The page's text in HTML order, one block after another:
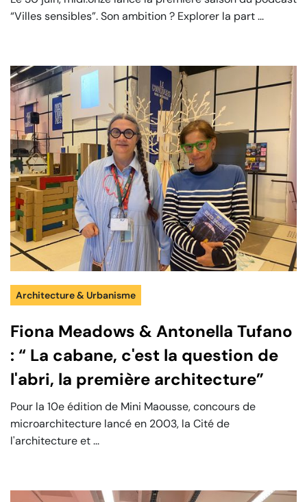
“Villes sensibles”. Son ambition ? Explorer la part ...
Architecture & Urbanisme
Fiona Meadows & Antonella Tufano
: “ La cabane, c'est la question de
l'abri, la première architecture”
Pour la 10e édition de Mini Maousse, concours de
microarchitecture lancé en 2003, la Cité de
l'architecture et ...